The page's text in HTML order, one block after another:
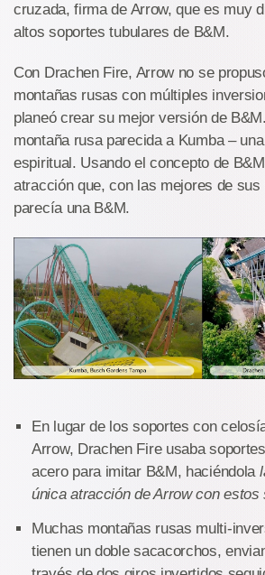
cruzada, firma de Arrow, que es muy
altos soportes tubulares de B&M.
Con Drachen Fire, Arrow no se
montañas rusas con múltiples
planeó crear su mejor versión de
montaña rusa parecida a Kumba –
espiritual. Usando el concepto de
atracción que, con las mejores de sus
parecía una B&M.
En lugar de los soportes con
Arrow, Drachen Fire usaba
acero para imitar B&M, haciéndola
única atracción de Arrow con estos
Muchas montañas rusas multi-
tienen un doble sacacorchos,